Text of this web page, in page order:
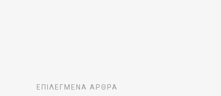
ΕΠΙΛΕΓΜΈΝΑ ΆΡΘΡΑ